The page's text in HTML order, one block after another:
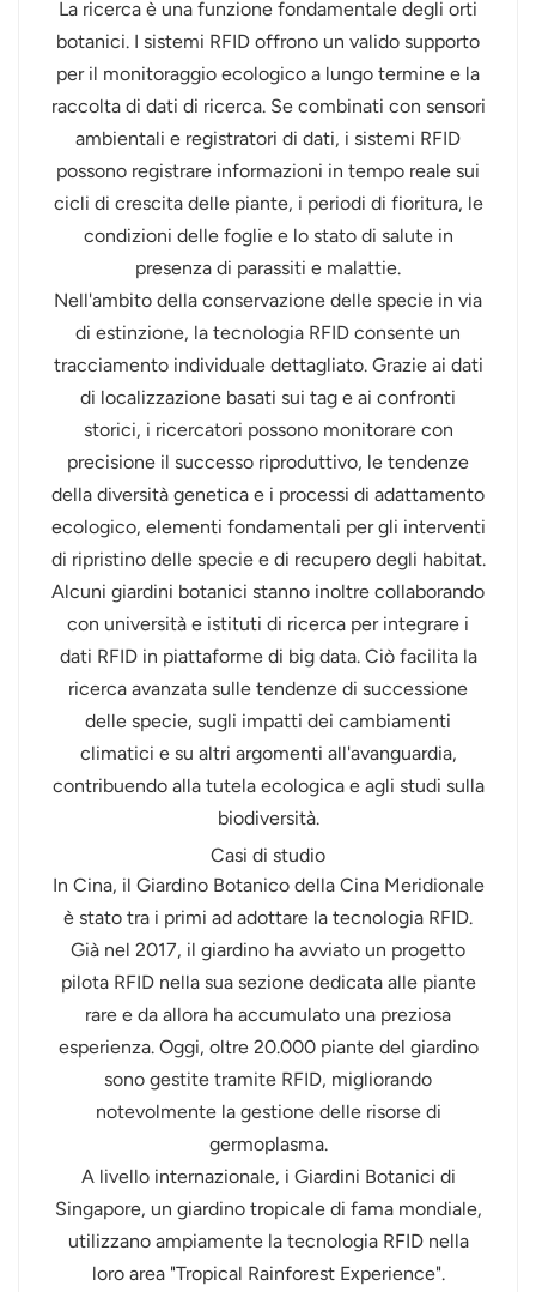
La ricerca è una funzione fondamentale degli orti
botanici. I sistemi RFID offrono un valido supporto
per il monitoraggio ecologico a lungo termine e la
raccolta di dati di ricerca. Se combinati con sensori
ambientali e registratori di dati, i sistemi RFID
possono registrare informazioni in tempo reale sui
cicli di crescita delle piante, i periodi di fioritura, le
condizioni delle foglie e lo stato di salute in
presenza di parassiti e malattie.
Nell'ambito della conservazione delle specie in via
di estinzione, la tecnologia RFID consente un
tracciamento individuale dettagliato. Grazie ai dati
di localizzazione basati sui tag e ai confronti
storici, i ricercatori possono monitorare con
precisione il successo riproduttivo, le tendenze
della diversità genetica e i processi di adattamento
ecologico, elementi fondamentali per gli interventi
di ripristino delle specie e di recupero degli habitat.
Alcuni giardini botanici stanno inoltre collaborando
con università e istituti di ricerca per integrare i
dati RFID in piattaforme di big data. Ciò facilita la
ricerca avanzata sulle tendenze di successione
delle specie, sugli impatti dei cambiamenti
climatici e su altri argomenti all'avanguardia,
contribuendo alla tutela ecologica e agli studi sulla
biodiversità.
Casi di studio
In Cina, il Giardino Botanico della Cina Meridionale
è stato tra i primi ad adottare la tecnologia RFID.
Già nel 2017, il giardino ha avviato un progetto
pilota RFID nella sua sezione dedicata alle piante
rare e da allora ha accumulato una preziosa
esperienza. Oggi, oltre 20.000 piante del giardino
sono gestite tramite RFID, migliorando
notevolmente la gestione delle risorse di
germoplasma.
A livello internazionale, i Giardini Botanici di
Singapore, un giardino tropicale di fama mondiale,
utilizzano ampiamente la tecnologia RFID nella
loro area "Tropical Rainforest Experience".